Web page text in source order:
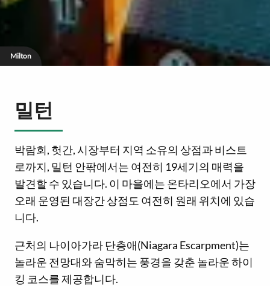
Milton
밀턴
박람회, 헛간, 시장부터 지역 소유의 상점과 비스트
로까지, 밀턴 안팎에서는 여전히 19세기의 매력을
발견할 수 있습니다. 이 마을에는 온타리오에서 가장
오래 운영된 대장간 상점도 여전히 원래 위치에 있습
니다.
근처의 나이아가라 단층애(Niagara Escarpment)는
놀라운 전망대와 숨막히는 풍경을 갖춘 놀라운 하이
킹 코스를 제공합니다.